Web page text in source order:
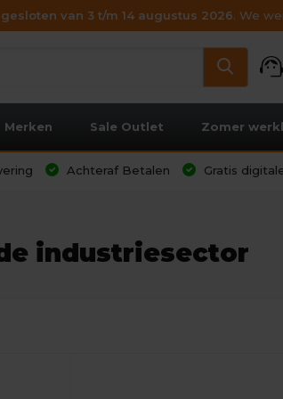
gesloten van 3 t/m 14 augustus 2026. We
support_agent
Merken Sale Outlet Zomer
Achteraf Betalen Gratis
industriesector